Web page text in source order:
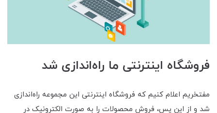
فروشگاه اینترنتی ما راه‌اندازی شد
مفتخریم اعلام کنیم که فروشگاه اینترنتی این مجموعه راه‌اندازی
شد و از این پس، فروش محصولات را به صورت الکترونیک در